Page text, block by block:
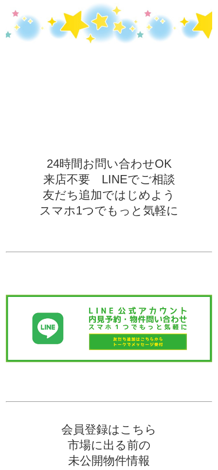
24時間お問い合わせOK
来店不要 LINEでご相談
友だち追加ではじめよう
スマホ1つでもっと気軽に
会員登録はこちら
市場に出る前の
未公開物件情報